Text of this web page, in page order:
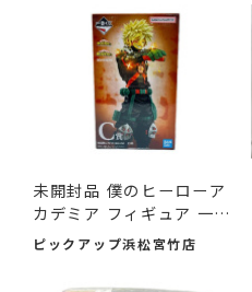
未開封品 僕のヒーローア
カデミア フィギュア 一
番...
ピックアップ浜松宮竹店